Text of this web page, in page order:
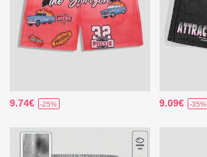
9.74€ -25% 9.09€ -35%